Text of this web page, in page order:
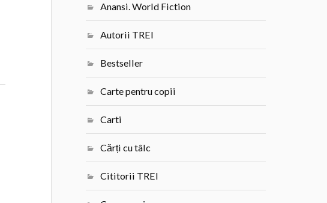
Anansi. World Fiction
Autorii TREI
Bestseller
Carte pentru copii
Carti
Cărți cu tâlc
Cititorii TREI